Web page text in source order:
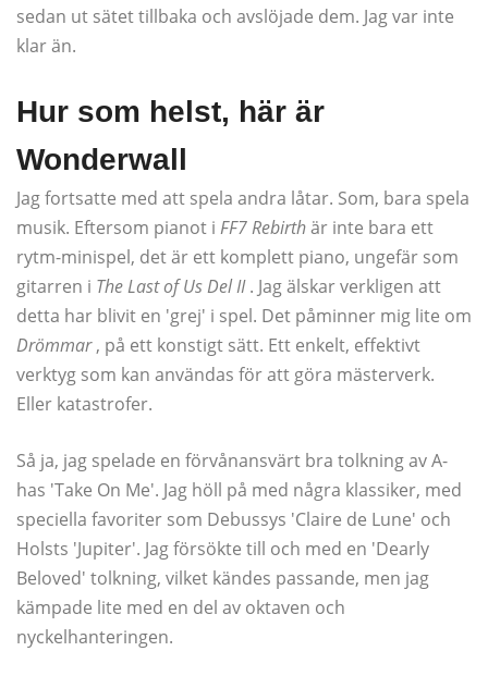
sedan ut sätet tillbaka och avslöjade dem. Jag var inte
klar än.
Hur som helst, här är
Wonderwall
Jag fortsatte med att spela andra låtar. Som, bara spela
musik. Eftersom pianot i FF7 Rebirthär inte bara ett
rytm-minispel, det är ett komplett piano, ungefär som
gitarren i The Last of Us Del II. Jag älskar verkligen att
detta har blivit en 'grej' i spel. Det påminner mig lite om
Drömmar, på ett konstigt sätt. Ett enkelt, effektivt
verktyg som kan användas för att göra mästerverk.
Eller katastrofer.
Så ja, jag spelade en förvånansvärt bra tolkning av A-
has 'Take On Me'. Jag höll på med några klassiker, med
speciella favoriter som Debussys 'Claire de Lune' och
Holsts 'Jupiter'. Jag försökte till och med en 'Dearly
Beloved' tolkning, vilket kändes passande, men jag
kämpade lite med en del av oktaven och
nyckelhanteringen.